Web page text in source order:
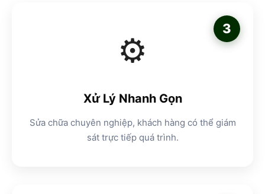
3
⚙️
Xử Lý Nhanh Gọn
Sửa chữa chuyên nghiệp, khách hàng có thể giám
sát trực tiếp quá trình.